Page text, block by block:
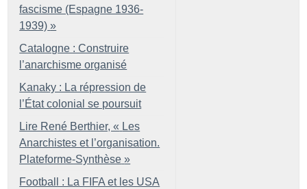
fascisme (Espagne 1936-
1939) »
Catalogne : Construire
l’anarchisme organisé
Kanaky : La répression de
l’État colonial se poursuit
Lire René Berthier, « Les
Anarchistes et l’organisation.
Plateforme-Synthèse »
Football : La FIFA et les USA